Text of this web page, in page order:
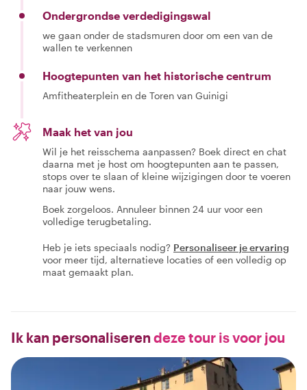
Ondergrondse verdedigingswal
we gaan onder de stadsmuren door om een van de
wallen te verkennen
Hoogtepunten van het historische centrum
Amfitheaterplein en de Toren van Guinigi
Maak het van jou
Wil je het reisschema aanpassen? Boek direct en chat
daarna met je host om hoogtepunten aan te passen,
stops over te slaan of kleine wijzigingen door te voeren
naar jouw wens.
Boek zorgeloos. Annuleer binnen 24 uur voor een
volledige terugbetaling.
Heb je iets speciaals nodig? Personaliseer je ervaring
voor meer tijd, alternatieve locaties of een volledig op
maat gemaakt plan.
Ik kan personaliseren deze tour is voor jou